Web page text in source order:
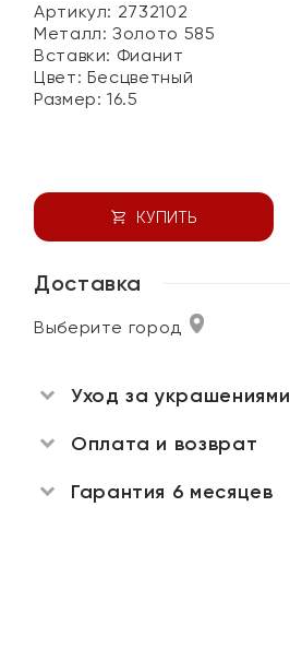
Артикул: 2732102
Металл:Золото 585
Вставки: Фианит
Цвет: Бесцветный
Размер:16.5
КУПИТЬ
Доставка
Выберите город
Уход за украшениями
Оплата и возврат
Гарантия 6 месяцев